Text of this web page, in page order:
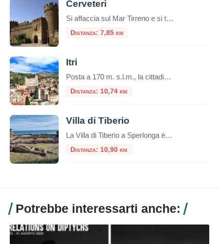
Cerveteri
Si affaccia sul Mar Tirreno e si trova a 42 km di distanza da Roma. Da Cerveteri si accede alla Necropoli etrusca del Sorbo e alla Necropoli etrusca della Banditaccia, una delle necropoli più monumentali del Mar Mediterraneo, dichiarata nel 2004 dal
Distanza: 7,85 km
Itri
Posta a 170 m. s.l.m., la cittadina di Itri sorge in una caratteristica vallata tra le falde occidentali dei monti Aurunci (passo di San Donato), a soli 8 km dalla costa. Castello di Itri Si trova lungo il percorso della via Appia, tra Fondi (co
Distanza: 10,74 km
Villa di Tiberio
La Villa di Tiberio a Sperlonga è uno dei più affascinanti esempi di residenza imperiale romana sulla costa tirrenica. Situata nel comune di Sperlonga, in provincia di Latina, la villa si affaccia sul mare e rappresenta uno squarcio della vita privata dell’imperatore Tiberio. Origini e Struttura della Villa La villa, costruita nel I secolo a.C., […]
Distanza: 10,90 km
Potrebbe interessarti anche: